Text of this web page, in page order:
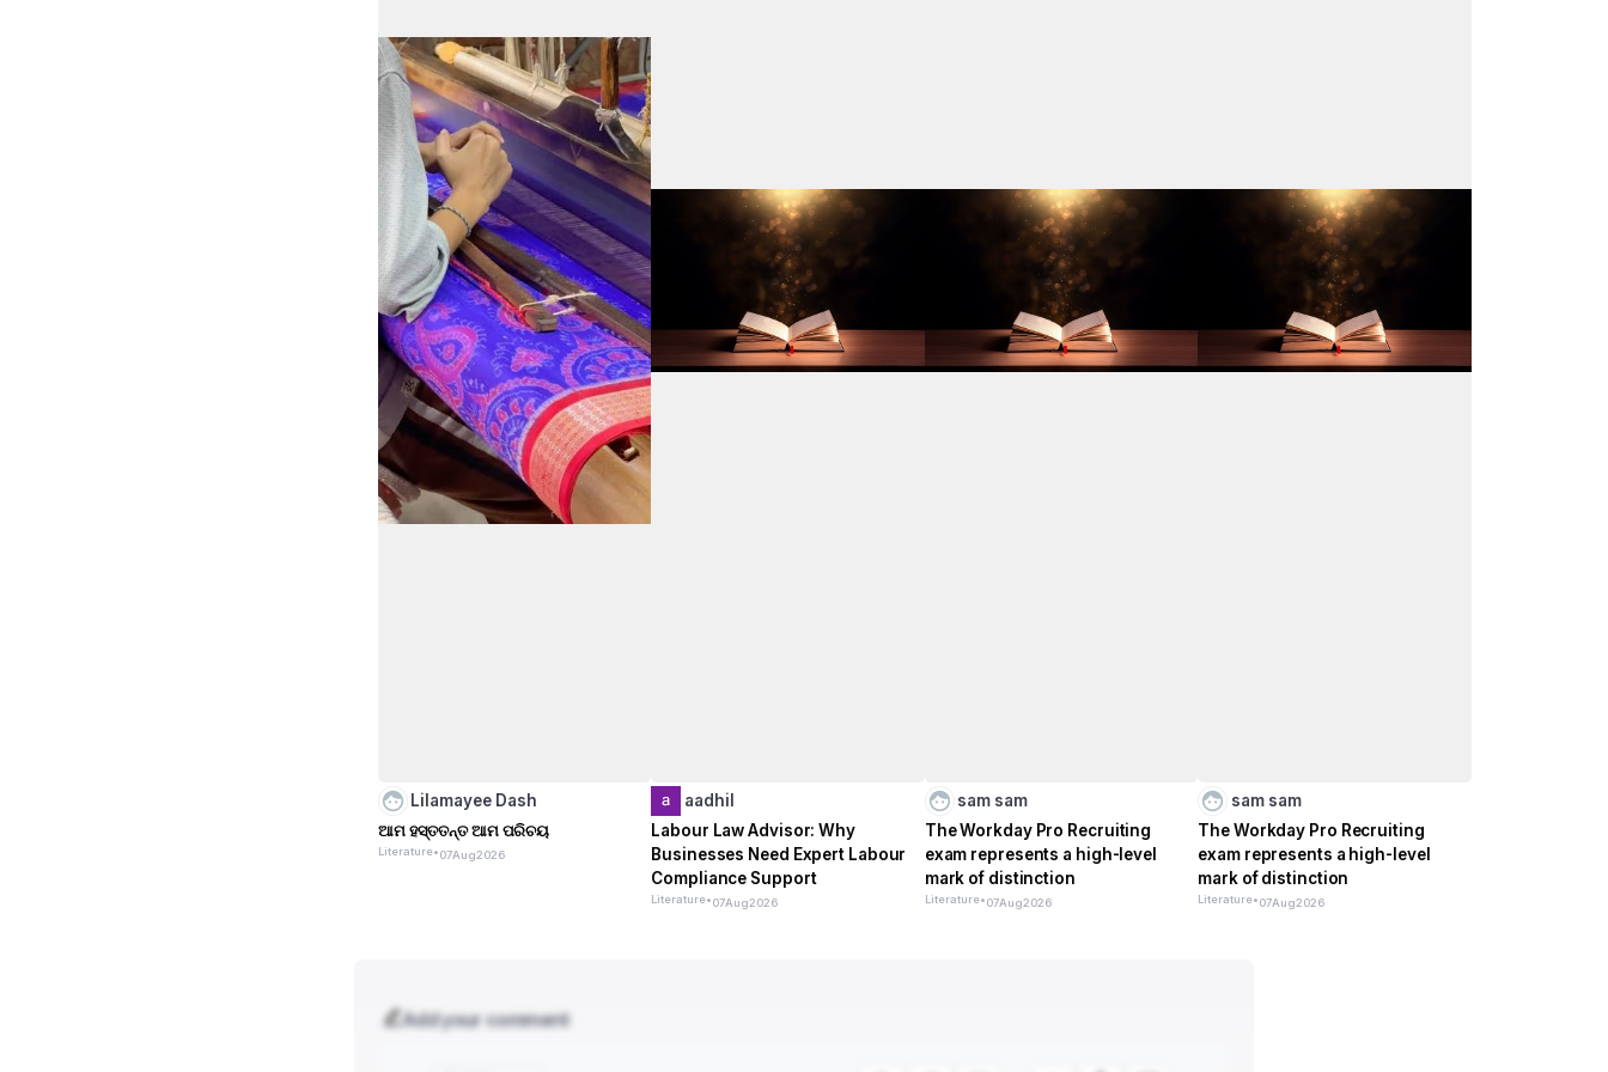
Lilamayee Dash
ଆମ ହସ୍ତତନ୍ତ ଆମ ପରିଚୟ
Literature•07Aug2026
aadhil
Labour Law Advisor: Why
Businesses Need Expert Labour
Compliance Support
Literature•07Aug2026
sam sam
The Workday Pro Recruiting
exam represents a high-level
mark of distinction
Literature•07Aug2026
sam sam
The Workday Pro Recruiting
exam represents a high-level
mark of distinction
Literature•07Aug2026
Add your comment